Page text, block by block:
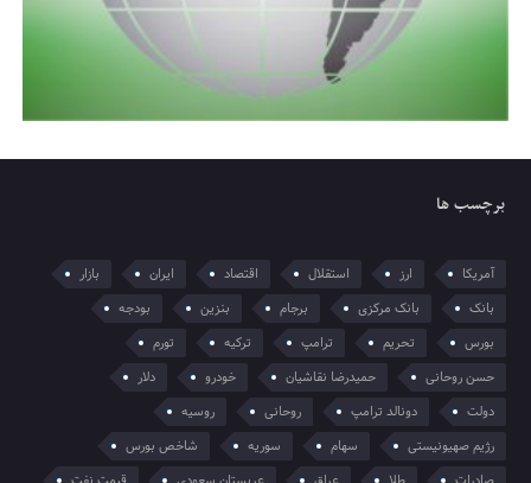
برچسب ها
آمریکا ارز استقلال اقتصاد ایران
بازار
بانک
بانک مرکزی برجام بنزین
بودجه
بورس
تحریم ترامپ ترکیه
تورم
حسن روحانی
حمیدرضا نقاشیان خودرو
دلار
دولت
دونالد ترامپ روحانی
روسیه
رژیم صهیونیستی
سهام سوریه
شاخص بورس